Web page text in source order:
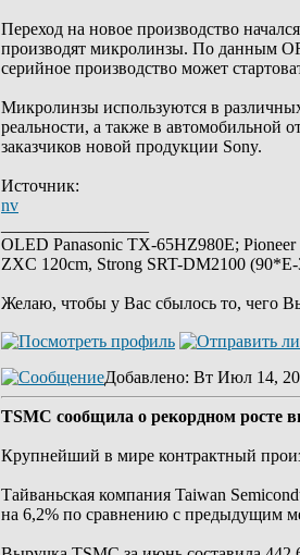
Переход на новое производство
производят микролинзы. По данным
серийное производство может
Микролинзы используются в
реальности, а также в автомобильной
заказчиков новой продукции Sony.
Источник:
nv
OLED Panasonic TX-65HZ980E;
ZXC 120cm, Strong SRT-DM2100
Желаю, чтобы у Вас сбылось то, чего
Добавлено: Вт Июл 14,
TSMC сообщила о рекордном росте
Крупнейший в мире контрактный
Тайваньская компания Taiwan
на 6,2% по сравнению с предыдущим